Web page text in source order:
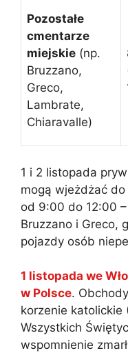
Pozostałe
cmentarze
miejskie (np.
Bruzzano,
Greco,
Lambrate,
Chiaravalle)
1 i 2 listopada
mogą wjeżdżać
od 9:00 do 12:00
Bruzzano i Greco,
pojazdy osób
1 listopada we
w Polsce.
korzenie
Wszystkich
wspomnienie